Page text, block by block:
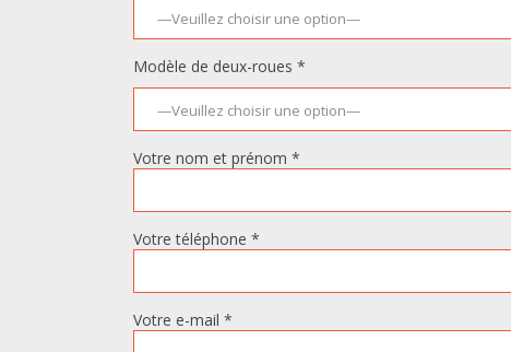
Modèle de deux-roues *
Votre nom et prénom *
Votre téléphone *
Votre e-mail *